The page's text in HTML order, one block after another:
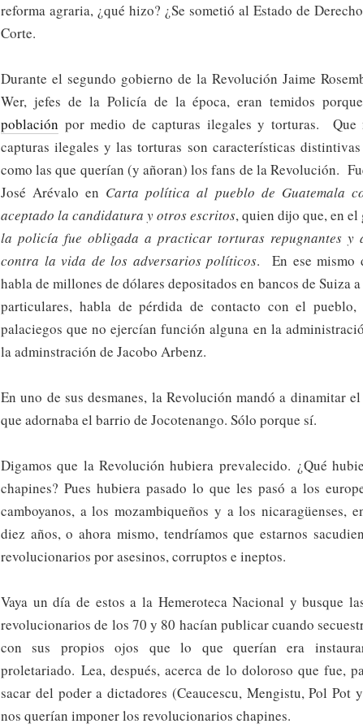
reforma agraria, ¿qué hizo? ¿Se sometió al Estado de
Corte.
Durante el segundo gobierno de la Revolución Jaime
Wer, jefes de la Policía de la época, eran temidos
población por medio de capturas ilegales y torturas.
capturas ilegales y las torturas son características
como las que querían (y añoran) los fans de la Revolución.
José Arévalo en Carta política al pueblo de Guatemala
aceptado la candidatura y otros escritos, quien dijo que, en
la policía fue obligada a practicar torturas repugnantes y
contra la vida de los adversarios políticos. En ese mismo
habla de millones de dólares depositados en bancos de Suiza
particulares, habla de pérdida de contacto con el
palaciegos que no ejercían función alguna en la
la adminstración de Jacobo Arbenz.
En uno de sus desmanes, la Revolución mandó a dinamitar
que adornaba el barrio de Jocotenango. Sólo porque sí.
Digamos que la Revolución hubiera prevalecido. ¿Qué
chapines? Pues hubiera pasado lo que les pasó a los
camboyanos, a los mozambiqueños y a los nicaragüenses,
diez años, o ahora mismo, tendríamos que estarnos
revolucionarios por asesinos, corruptos e ineptos.
Vaya un día de estos a la Hemeroteca Nacional y busque
revolucionarios de los 70 y 80 hacían publicar cuando
con sus propios ojos que lo que querían era
proletariado. Lea, después, acerca de lo doloroso que fue,
sacar del poder a dictadores (Ceaucescu, Mengistu, Pol Pot
nos querían imponer los revolucionarios chapines.